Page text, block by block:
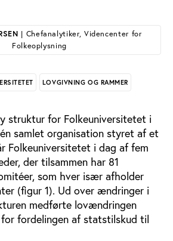
| Chefanalytiker, Videncenter for
Folkeoplysning
LOVGIVNING OG RAMMER
struktur for Folkeuniversitetet i
samlet organisation styret af et
Folkeuniversitetet i dag af fem
der tilsammen har 81
som hver især afholder
(figur 1). Ud over ændringer i
medførte lovændringen
fordelingen af statstilskud til